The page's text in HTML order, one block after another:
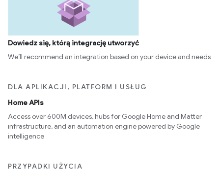
Dowiedz się, którą integrację utworzyć
We’ll recommend an integration based on your device and needs
DLA APLIKACJI, PLATFORM I USŁUG
Home APIs
Access over 600M devices, hubs for Google Home and Matter
infrastructure, and an automation engine powered by Google
intelligence
PRZYPADKI UŻYCIA